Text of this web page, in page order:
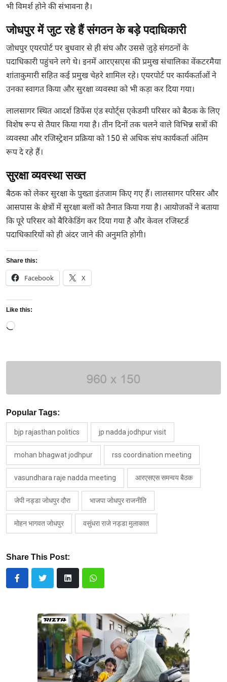
भी विमर्श होने की संभावना है।
जोधपुर में जुट रहे हैं संगठन के बड़े पदाधिकारी
जोधपुर एयरपोर्ट पर बुधवार से ही संघ और उससे जुड़े संगठनों के
पदाधिकारी पहुंचने लगे थे। इनमें आरएसएस की प्रमुख संचालिका वेंकटरमैया
शांताकुमारी सहित कई प्रमुख चेहरे शामिल रहे। एयरपोर्ट पर कार्यकर्ताओं ने
उनका स्वागत किया और सुरक्षा व्यवस्था को भी कड़ा कर दिया गया।
लालसागर स्थित आदर्श डिफेंस एंड स्पोर्ट्स एकेडमी परिसर को बैठक के लिए
विशेष रूप से तैयार किया गया है। तीन दिनों तक चलने वाले विभिन्न सत्रों की
व्यवस्था और रजिस्ट्रेशन प्रक्रिया को 150 से अधिक संघ कार्यकर्ता अंतिम
रूप दे रहे हैं।
सुरक्षा व्यवस्था सख्त
बैठक को लेकर सुरक्षा के पुख्ता इंतजाम किए गए हैं। लालसागर परिसर और
आसपास के क्षेत्रों में सुरक्षा बलों को तैनात किया गया है। आयोजकों ने बताया
कि पूरे परिसर को बैरिकेडिंग कर दिया गया है और केवल रजिस्टर्ड
पदाधिकारियों को ही अंदर जाने की अनुमति होगी।
Share this:
Facebook X
Like this:
Loading…
Popular Tags:
bjp rajasthan politics jp nadda jodhpur visit
mohan bhagwat jodhpur rss coordination meeting
vasundhara raje nadda meeting आरएसएस समन्वय बैठक
जेपी नड्डा जोधपुर दौरा भाजपा जोधपुर राजनीति
मोहन भागवत जोधपुर वसुंधरा राजे नड्डा मुलाकात
Share This Post: